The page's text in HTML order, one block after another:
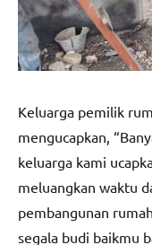
Keluarga pemilik
mengucapkan,
keluarga kami
meluangkan waktu
pembangunan
segala budi baikmu